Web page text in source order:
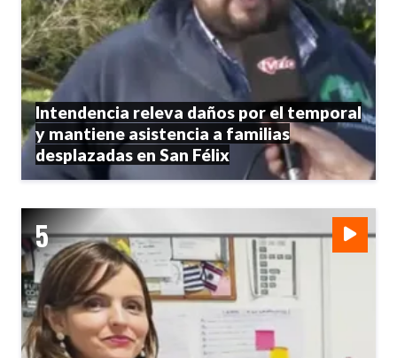
Intendencia releva daños por el temporal
y mantiene asistencia a familias
desplazadas en San Félix